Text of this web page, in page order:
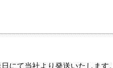
にて当社より発送いたします。